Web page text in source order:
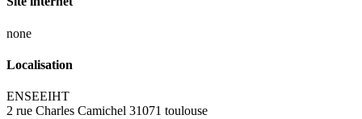
none
Localisation
ENSEEIHT
2 rue Charles Camichel 31071 toulouse